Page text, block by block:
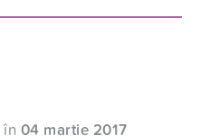
în 04 martie 2017